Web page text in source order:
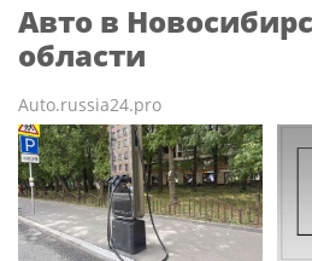
Авто в
области
Auto.russia24.pro